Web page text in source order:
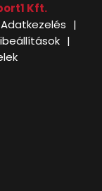
Kft.
Adatkezelés